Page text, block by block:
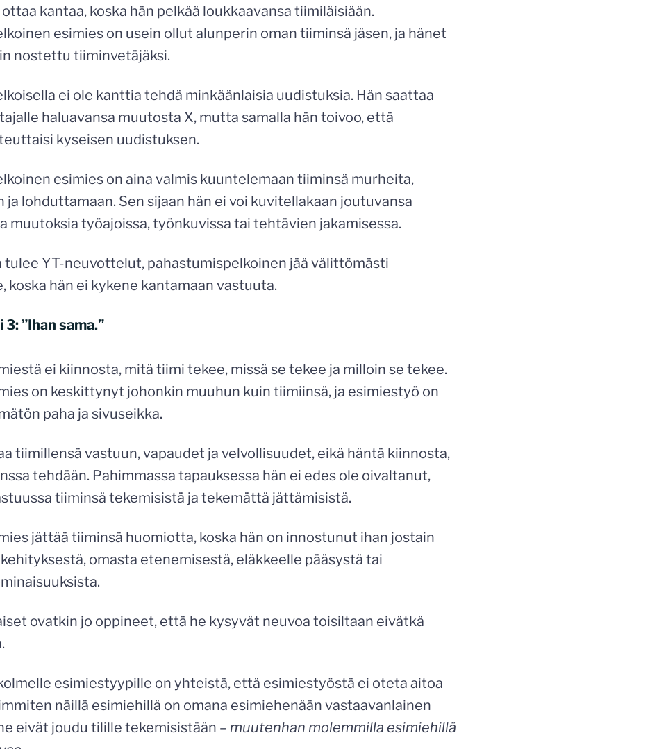
kantaa, koska hän pelkää loukkaavansa tiimiläisiään.
esimies on usein ollut alunperin oman tiiminsä jäsen, ja hänet
nostettu tiiminvetäjäksi.
ei ole kanttia tehdä minkäänlaisia uudistuksia. Hän saattaa
haluavansa muutosta X, mutta samalla hän toivoo, että
kyseisen uudistuksen.
esimies on aina valmis kuuntelemaan tiiminsä murheita,
ja lohduttamaan. Sen sijaan hän ei voi kuvitellakaan joutuvansa
muutoksia työajoissa, työnkuvissa tai tehtävien jakamisessa.
tulee YT-neuvottelut, pahastumispelkoinen jää välittömästi
koska hän ei kykene kantamaan vastuuta.
”Ihan sama.”
ei kiinnosta, mitä tiimi tekee, missä se tekee ja milloin se tekee.
on keskittynyt johonkin muuhun kuin tiimiinsä, ja esimiestyö on
paha ja sivuseikka.
tiimillensä vastuun, vapaudet ja velvollisuudet, eikä häntä kiinnosta,
tehdään. Pahimmassa tapauksessa hän ei edes ole oivaltanut,
tiiminsä tekemisistä ja tekemättä jättämisistä.
jättää tiiminsä huomiotta, koska hän on innostunut ihan jostain
omasta etenemisestä, eläkkeelle pääsystä tai
ovatkin jo oppineet, että he kysyvät neuvoa toisiltaan eivätkä
esimiestyypille on yhteistä, että esimiestyöstä ei oteta aitoa
näillä esimiehillä on omana esimiehenään vastaavanlainen
eivät joudu tilille tekemisistään – muutenhan molemmilla esimiehillä